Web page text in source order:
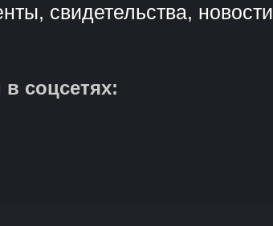
свидетельства, новости
соцсетях: